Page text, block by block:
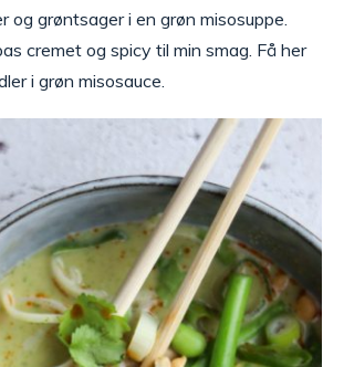
og grøntsager i en grøn misosuppe.
cremet og spicy til min smag. Få her
i grøn misosauce.